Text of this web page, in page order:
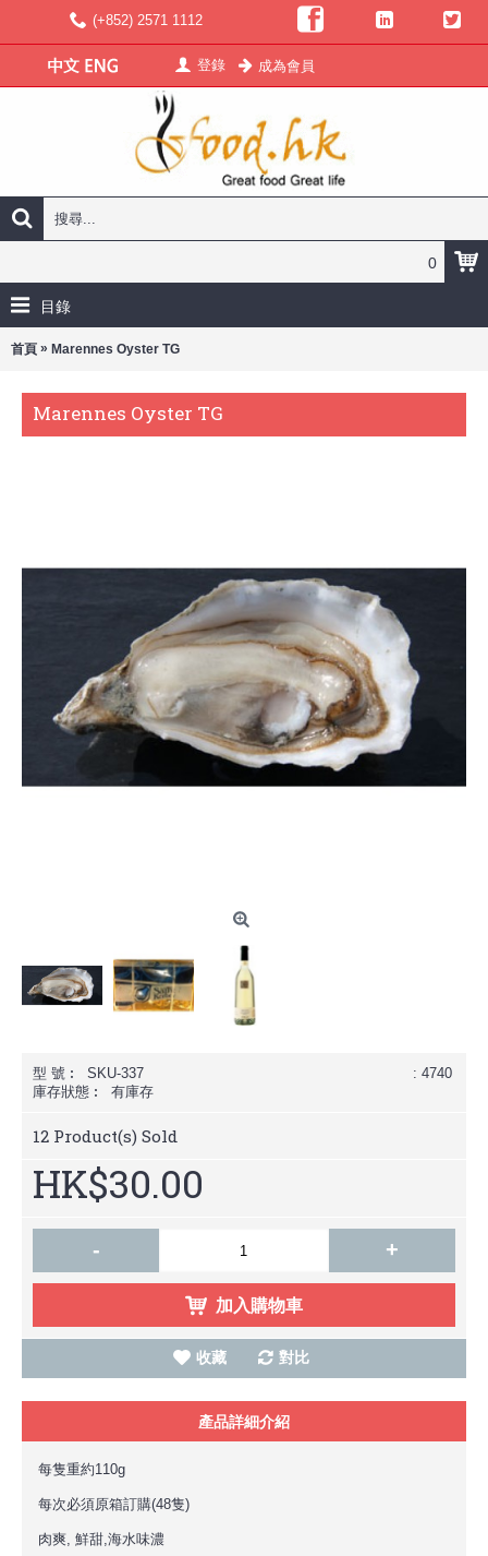
(+852) 2571 1112
登錄 成為會員
0
目錄
首頁 » Marennes Oyster TG
Marennes Oyster TG
: 4740
型 號︰
SKU-337
庫存狀態︰
有庫存
12 Product(s) Sold
HK$30.00
- +
加入購物車
收藏 對比
產品詳細介紹
每隻重約110g
每次必須原箱訂購(48隻)
肉爽, 鮮甜,海水味濃